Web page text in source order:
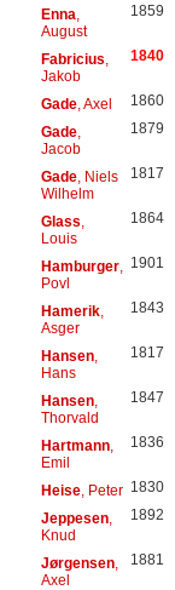
Enna
August
1859
Fabricius
Jakob
1840
Gade, Axel 1860
Gade,
Jacob
1879
Gade, Niels
Wilhelm
1817
Glass
Louis
1864
Hamburger,
Povl
1901
Hamerik,
Asger
1843
Hansen,
Hans
1817
Hansen,
Thorvald
1847
Hartmann,
Emil
1836
Heise, Peter 1830
Jeppesen,
Knud
1892
Jørgensen,
Axel
1881